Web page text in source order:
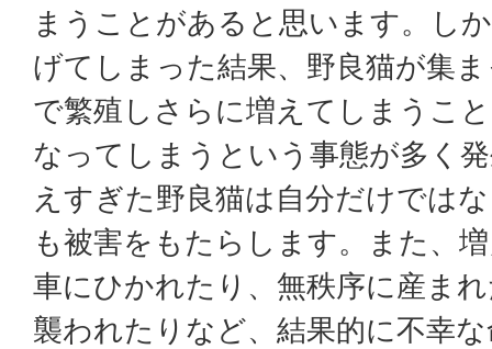
まうことがあると思います。し
げてしまった結果、野良猫が集
で繁殖しさらに増えてしまうこ
なってしまうという事態が多く
えすぎた野良猫は自分だけでは
も被害をもたらします。また、
車にひかれたり、無秩序に産ま
襲われたりなど、結果的に不幸